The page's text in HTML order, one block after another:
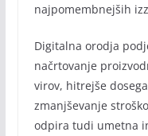
najpomembnejših
Digitalna orodja
načrtovanje
virov, hitrejše
zmanjševanje
odpira tudi umetna